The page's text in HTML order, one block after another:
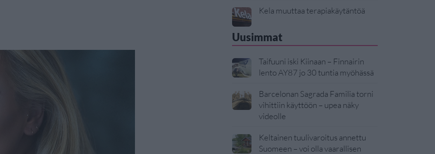
Kela muuttaa terapiakäytäntöä
Uusimmat
Taifuuni iski Kiinaan – Finnairin
lento AY87 jo 30 tuntia myöhässä
Barcelonan Sagrada Familia torni
vihittiin käyttöön – upea näky
videolle
Keltainen tuulivaroitus annettu
Suomeen – voi olla vaarallisen